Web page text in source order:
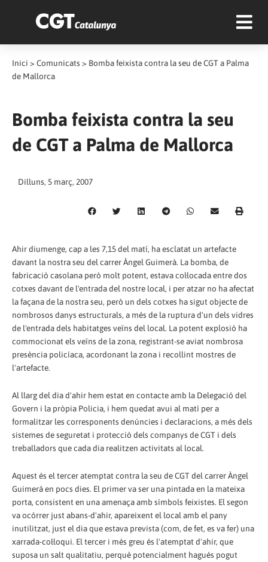
Inici > Comunicats > Bomba feixista contra la seu de CGT a Palma
de Mallorca
Bomba feixista contra la seu
de CGT a Palma de Mallorca
Dilluns, 5 març, 2007
Ahir diumenge, cap a les 7,15 del matí, ha esclatat un artefacte
davant la nostra seu del carrer Àngel Guimerà. La bomba, de
fabricació casolana però molt potent, estava col·locada entre dos
cotxes davant de l'entrada del nostre local, i per atzar no ha afectat
la façana de la nostra seu, però un dels cotxes ha sigut objecte de
nombrosos danys estructurals, a més de la ruptura d'un dels vidres
de l'entrada dels habitatges veïns del local. La potent explosió ha
commocionat els veïns de la zona, registrant-se aviat nombrosa
presència policíaca, acordonant la zona i recollint mostres de
l'artefacte.
Al llarg del dia d'ahir hem estat en contacte amb la Delegació del
Govern i la pròpia Policia, i hem quedat avui al matí per a
formalitzar les corresponents denúncies i declaracions, a més dels
sistemes de seguretat i protecció dels companys de CGT i dels
treballadors que cada dia realitzen activitats al local.
Aquest és el tercer atemptat contra la seu de CGT del carrer Àngel
Guimerà en pocs dies. El primer va ser una pintada en la mateixa
porta, consistent en una amenaça amb símbols feixistes. El segon
va ocórrer just abans-d'ahir, apareixent el local amb el pany
inutilitzat, just el dia que estava prevista (com, de fet, es va fer) una
xarrada-col·loqui. El tercer i més greu és l'atemptat d'ahir, que
suposa un salt qualitatiu, perquè potencialment hagués pogut